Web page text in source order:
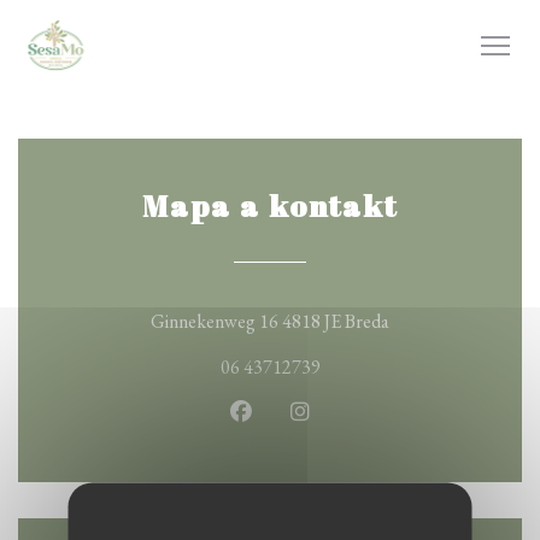
Panel pro správu cookies
Mapa a kontakt
Ginnekenweg 16 4818 JE Breda
06 43712739
Facebook ((otevře se v novém
Instagram ((otevře se v